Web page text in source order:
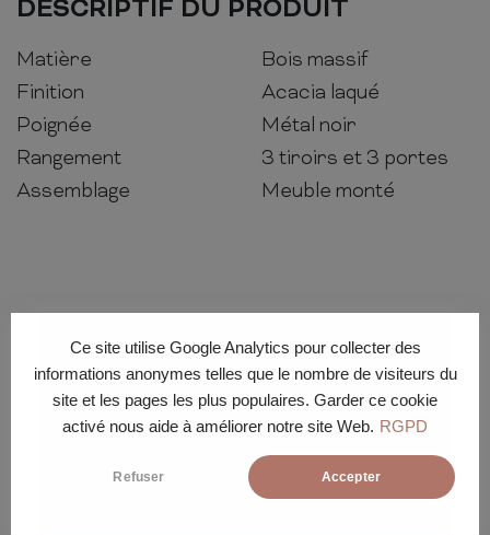
Ce site utilise Google Analytics pour collecter des
informations anonymes telles que le nombre de visiteurs du
site et les pages les plus populaires. Garder ce cookie
activé nous aide à améliorer notre site Web. RGPD
Refuser Accepter
DESCRIPTIF DU PRODUIT
Matière
Bois massif
Finition
Acacia laqué
Poignée
Métal noir
Rangement
3 tiroirs et 3 portes
Assemblage
Meuble monté
Conditions de
livraison